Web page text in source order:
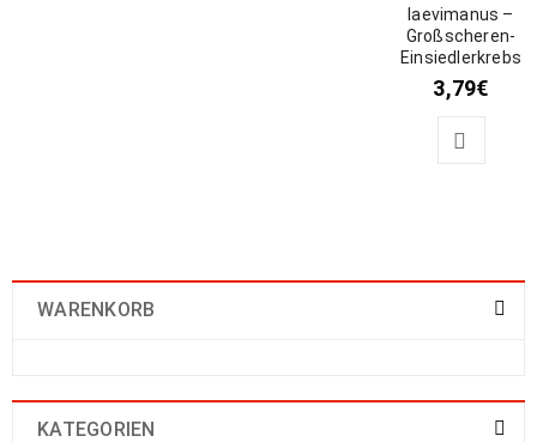
WARENKORB
KATEGORIEN
laevimanus –
Großscheren-
Einsiedlerkrebs
3,79€